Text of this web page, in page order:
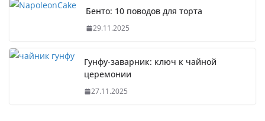
Бенто: 10 поводов для торта
29.11.2025
Гунфу-заварник: ключ к чайной
церемонии
27.11.2025